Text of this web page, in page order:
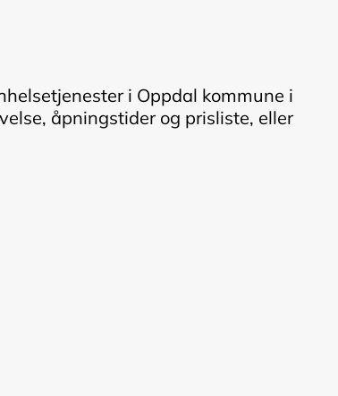
i Oppdal kommune i
åpningstider og prisliste, eller